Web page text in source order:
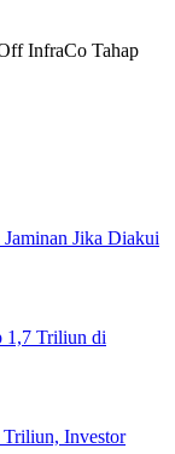
InfraCo Tahap
Jika Diakui
1,7 Triliun di
Investor